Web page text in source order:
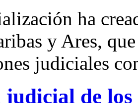
ha
y Ares,
judiciales
judicial de